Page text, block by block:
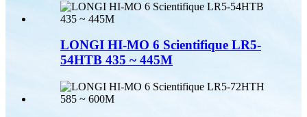
LONGI HI-MO 6 Scientifique LR5-
54HTB 435 ~ 445M